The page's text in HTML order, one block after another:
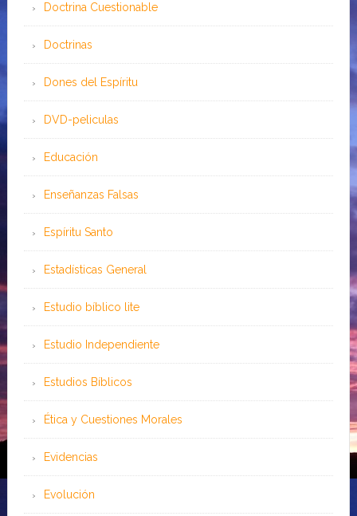
Doctrina Cuestionable
Doctrinas
Dones del Espíritu
DVD-peliculas
Educación
Enseñanzas Falsas
Espíritu Santo
Estadísticas General
Estudio bíblico lite
Estudio Independiente
Estudios Bíblicos
Ética y Cuestiones Morales
Evidencias
Evolución